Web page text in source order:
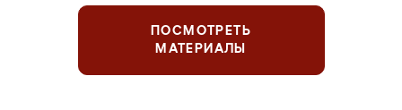
ПОСМОТРЕТЬ
МАТЕРИАЛЫ